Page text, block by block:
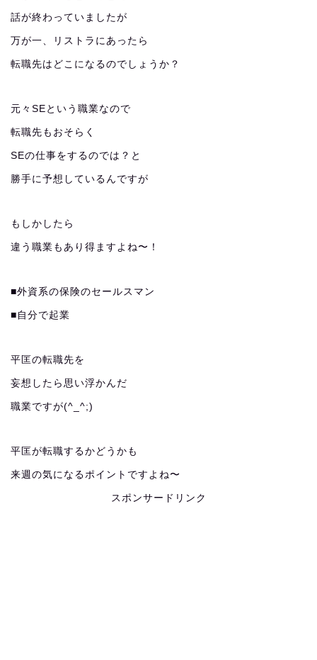
話が終わっていましたが
万が一、リストラにあったら
転職先はどこになるのでしょうか？
元々SEという職業なので
転職先もおそらく
SEの仕事をするのでは？と
勝手に予想しているんですが
もしかしたら
違う職業もあり得ますよね〜！
■外資系の保険のセールスマン
■自分で起業
平匡の転職先を
妄想したら思い浮かんだ
職業ですが(^_^;)
平匡が転職するかどうかも
来週の気になるポイントですよね〜
スポンサードリンク